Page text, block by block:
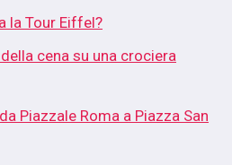
la Tour Eiffel?
cena su una crociera
Piazzale Roma a Piazza San